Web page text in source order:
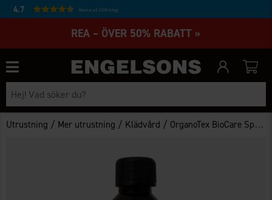
4.7 Baserat på 27232 betyg
REA – ÖVER 50% RABATT »
Utrustning / Mer utrustning / Klädvård / OrganoTex BioCare Sport Textile Wash